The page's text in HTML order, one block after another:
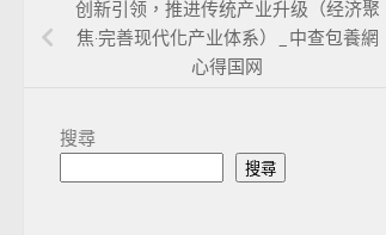
创新引领，推进传统产业升级（经济聚
焦·完善现代化产业体系）_中查包養網
心得国网
搜尋
搜尋